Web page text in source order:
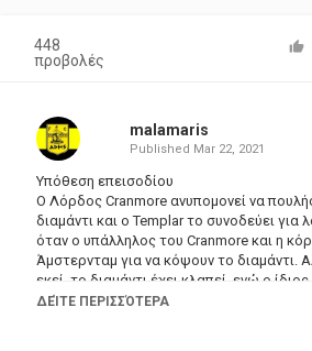
448
προβολές
malamaris
Published Mar 22, 2021
Υπόθεση επεισοδίου
Ο Λόρδος Cranmore ανυπομονεί να
διαμάντι και ο Templar το συνοδεύει για
όταν ο υπάλληλος του Cranmore και η
Άμστερνταμ για να κόψουν το διαμάντι.
εκεί, το διαμάντι έχει κλαπεί, ενώ ο
ότι το είδε ποτέ.
ΔΕΊΤΕ ΠΕΡΙΣΣΌΤΕΡΑ